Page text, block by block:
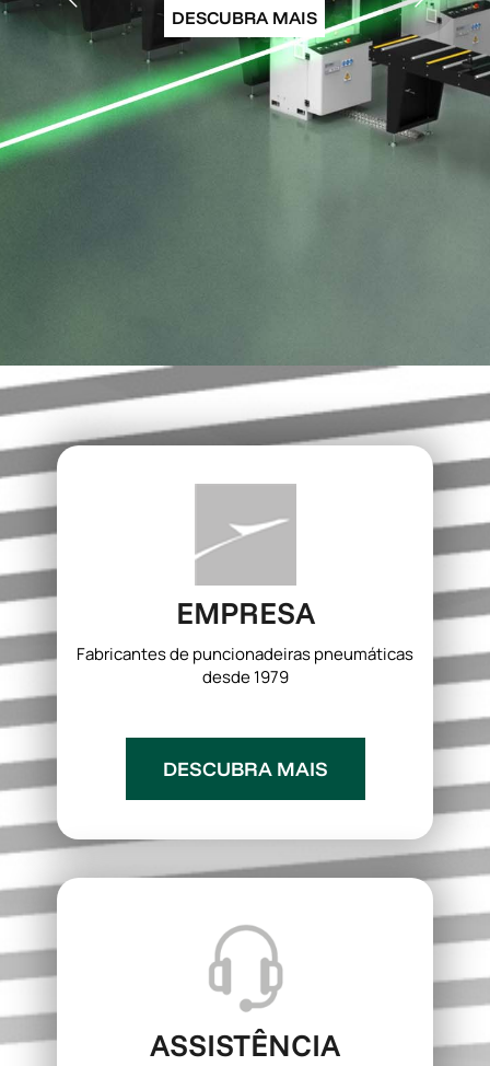
DESCUBRA MAIS
EMPRESA
Fabricantes de puncionadeiras pneumáticas
desde 1979
DESCUBRA MAIS
ASSISTÊNCIA